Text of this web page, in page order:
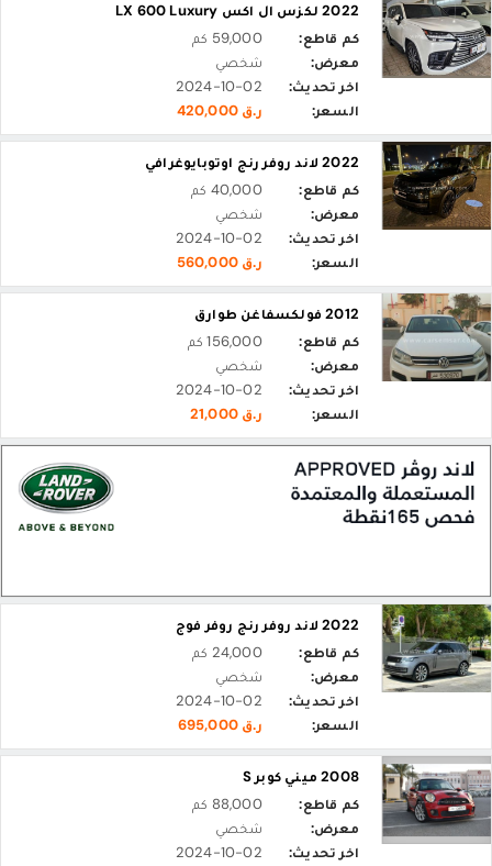
2022 لكزس ال اكس LX 600 Luxury
كم قاطع:
59,000 كم
معرض:
شخصي
اخر تحديث:
2024-10-02
السعر:
ر.ق 420,000
2022 لاند روفر رنج اوتوبايوغرافي
كم قاطع:
40,000 كم
معرض:
شخصي
اخر تحديث:
2024-10-02
السعر:
ر.ق 560,000
2012 فولكسفاغن طوارق
كم قاطع:
156,000 كم
معرض:
شخصي
اخر تحديث:
2024-10-02
السعر:
ر.ق 21,000
2022 لاند روفر رنج روفر فوج
كم قاطع:
24,000 كم
معرض:
شخصي
اخر تحديث:
2024-10-02
السعر:
ر.ق 695,000
2008 ميني كوبر S
كم قاطع:
88,000 كم
معرض:
شخصي
اخر تحديث:
2024-10-02